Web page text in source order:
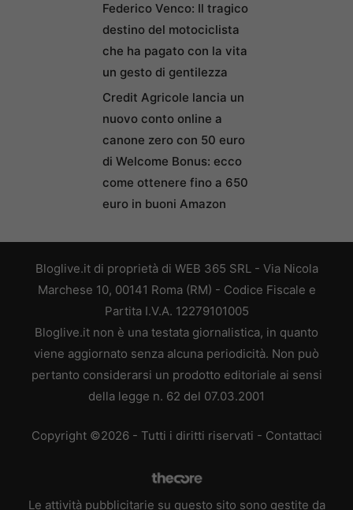
Federico Venco: Il tragico
destino del motociclista
che ha pagato con la vita
un gesto di gentilezza
Credit Agricole lancia un
nuovo conto online a
canone zero con 50 euro
di Welcome Bonus: ecco
come ottenere fino a 650
euro in buoni Amazon
Bloglive.it di proprietà di WEB 365 SRL - Via Nicola
Marchese 10, 00141 Roma (RM) - Codice Fiscale e
Partita I.V.A. 12279101005
Bloglive.it non è una testata giornalistica, in quanto
viene aggiornato senza alcuna periodicità. Non può
pertanto considerarsi un prodotto editoriale ai sensi
della legge n. 62 del 07.03.2001
Copyright ©2026 - Tutti i diritti riservati - Contattaci
Le attività pubblicitarie su questo sito sono gestite da